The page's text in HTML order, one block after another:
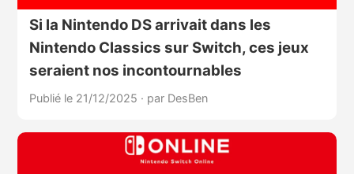
Si la Nintendo DS arrivait dans les
Nintendo Classics sur Switch, ces jeux
seraient nos incontournables
Publié le 21/12/2025 · par DesBen